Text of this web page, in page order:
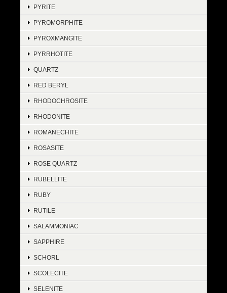
PYRITE
PYROMORPHITE
PYROXMANGITE
PYRRHOTITE
QUARTZ
RED BERYL
RHODOCHROSITE
RHODONITE
ROMANECHITE
ROSASITE
ROSE QUARTZ
RUBELLITE
RUBY
RUTILE
SALAMMONIAC
SAPPHIRE
SCHORL
SCOLECITE
SELENITE